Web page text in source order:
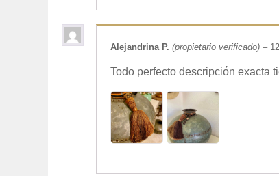
Alejandrina P. (propietario verificado) –
Todo perfecto descripción exacta